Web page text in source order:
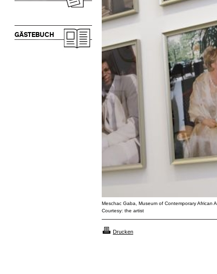
GÄSTEBUCH
Meschac Gaba, Museum of Contemporary African
Courtesy: the artist
Drucken